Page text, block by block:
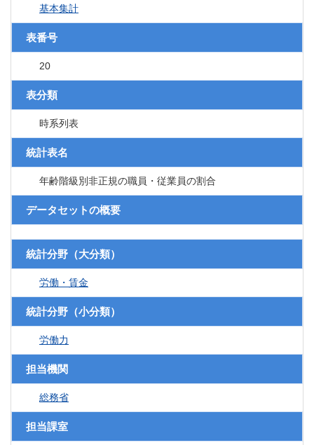
基本集計
表番号
20
表分類
時系列表
統計表名
年齢階級別非正規の職員・従業員の割合
データセットの概要
統計分野（大分類）
労働・賃金
統計分野（小分類）
労働力
担当機関
総務省
担当課室